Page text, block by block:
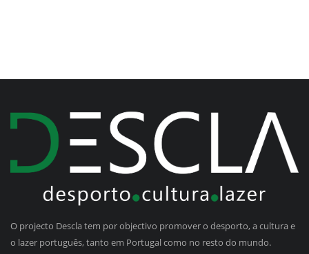
O projecto Descla tem por objectivo promover o desporto, a cultura e
o lazer português, tanto em Portugal como no resto do mundo.